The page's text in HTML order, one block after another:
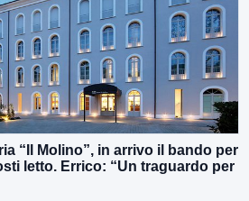
“Il Molino”, in arrivo il bando per
letto. Errico: “Un traguardo per